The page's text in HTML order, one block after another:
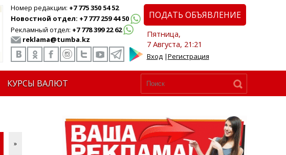
Номер редакции: +7 775 350 54 52
Новостной отдел: +7 777 259 44 50
Рекламный отдел: +7 778 399 22 62
reklama@tumba.kz
ПОДАТЬ ОБЪЯВЛЕНИЕ
Пятница,
7 Августа, 21:21
Вход|Регистрация
КУРСЫ ВАЛЮТ
»